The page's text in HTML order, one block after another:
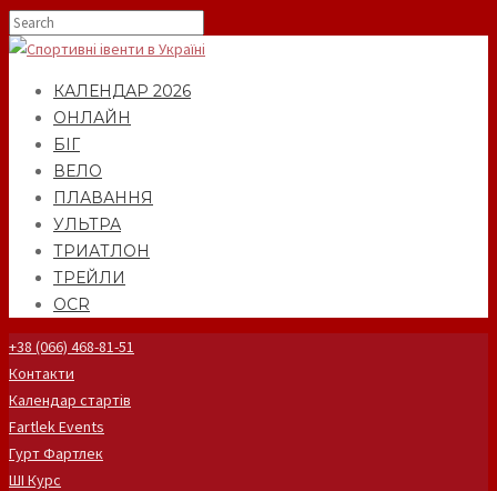
КАЛЕНДАР 2026
ОНЛАЙН
БІГ
ВЕЛО
ПЛАВАННЯ
УЛЬТРА
ТРИАТЛОН
ТРЕЙЛИ
OCR
+38 (066) 468-81-51
Контакти
Календар стартів
Fartlek Events
Гурт Фартлек
ШІ Курс